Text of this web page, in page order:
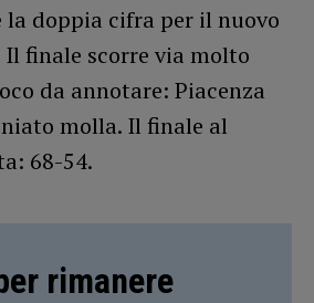
la doppia cifra per il nuovo
Il finale scorre via molto
da annotare: Piacenza
molla. Il finale al
68-54.
rimanere